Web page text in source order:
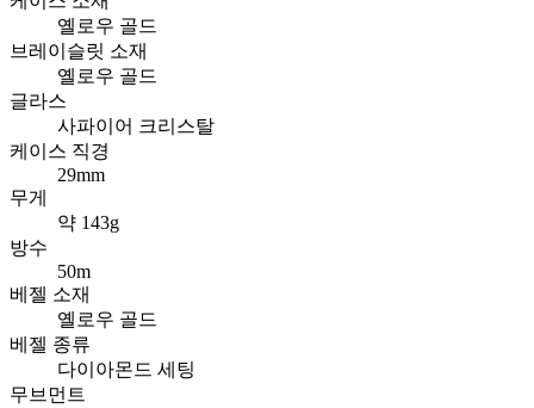
옐로우 골드
브레이슬릿 소재
옐로우 골드
글라스
사파이어 크리스탈
케이스 직경
29mm
무게
약 143g
방수
50m
베젤 소재
옐로우 골드
베젤 종류
다이아몬드 세팅
무브먼트